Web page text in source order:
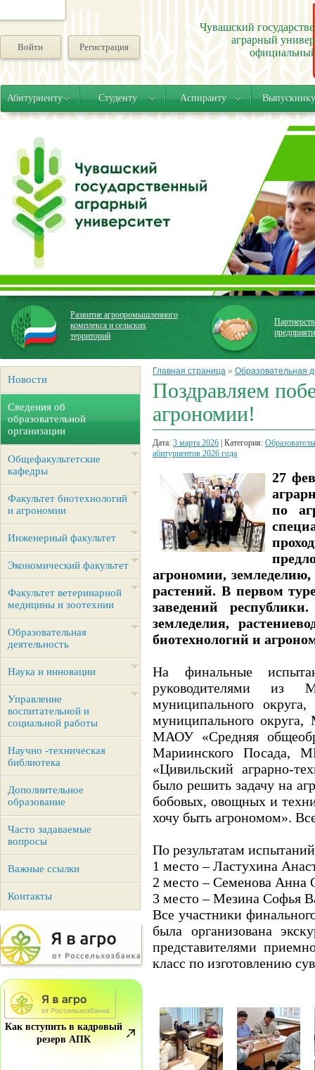
Войти Регистрация
Чувашский
аграрный
Абитуриенту Студенту Аспиранту
Развитие агропромышленного
комплекса и сельских
территорий
Новости
Сведения об
образовательной
организации
Общефакультетские
кафедры
Факультет биотехнологий
и агрономии
Инженерный факультет
Экономический факультет
Факультет ветеринарной
медицины и зоотехнии
Образовательная
деятельность
Наука и инновации
Управление
воспитательной и
социальной работы
Научно -техническая
библиотека
Дополнительное
образование
Часто задаваемые
вопросы
Важные ссылки
Контакты
Как вступить в кадровый
резерв АПК
Главная страница » Образовательная
Поздравляем
агрономии!
Дата: 3 марта 2026 | Категория:
абитуриентов 2026 года
27
по
агрономии, земледелию,
растений. В первом
заведений
земледелия,
биотехнологий и
На финальные
руководителями из
муниципального
муниципального
МАОУ «Средняя
Мариинского
«Цивильский аграрно-
было решить задачу на
бобовых, овощных и
хочу быть агрономом».
По результатам
1 место – Ластухина
2 место – Семенова
3 место – Мезина Софья
Все участники
была организована
представителями
класс по изготовлению